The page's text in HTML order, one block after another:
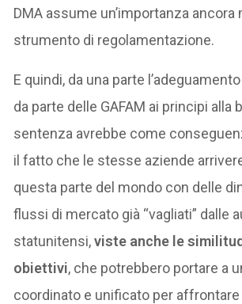
DMA assume un’importanza
strumento di regolamentazione.
E quindi, da una parte
da parte delle GAFAM ai principi alla
sentenza avrebbe come
il fatto che le stesse aziende
questa parte del mondo con delle
flussi di mercato già “vagliati” dalle
statunitensi,viste anche le
obiettivi, che potrebbero portare a
coordinato e unificato per